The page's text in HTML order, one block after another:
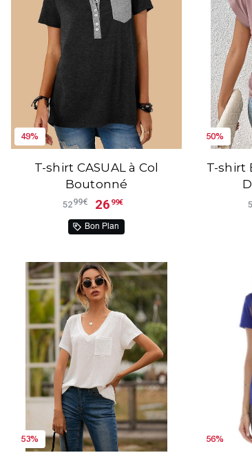
49%
T-shirt CASUAL à Col
Boutonné
5299€ 26 99€
Bon Plan
50%
T-shirt
53% 56%